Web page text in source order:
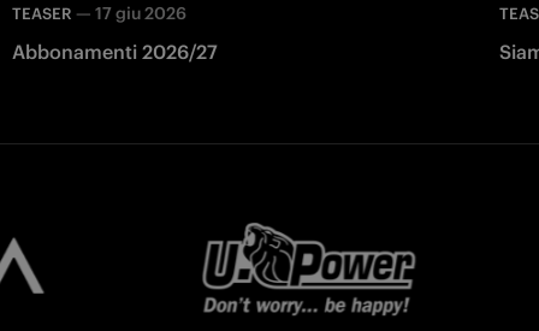
TEASER — 17 giu 2026
Abbonamenti 2026/27